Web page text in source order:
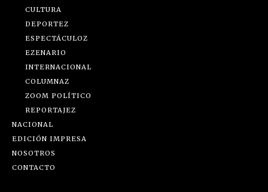
CULTURA
DEPORTEZ
ESPECTÁCULOZ
EZENARIO
INTERNACIONAL
COLUMNAZ
ZOOM POLÍTICO
REPORTAJEZ
NACIONAL
EDICIÓN IMPRESA
NOSOTROS
CONTACTO